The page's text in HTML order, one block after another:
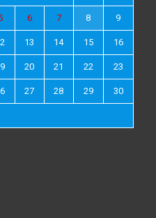
6 7 8 9
13 14 15 16
20 21 22 23
27 28 29 30